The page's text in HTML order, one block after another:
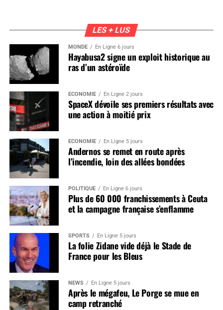
LES + LUS
MONDE En Ligne 6 jours
Hayabusa2 signe un exploit historique au
ras d’un astéroïde
ÉCONOMIE En Ligne 2 jours
SpaceX dévoile ses premiers résultats avec
une action à moitié prix
ÉCONOMIE En Ligne 5 jours
Andernos se remet en route après
l’incendie, loin des allées bondées
POLITIQUE En Ligne 6 jours
Plus de 60 000 franchissements à Ceuta
et la campagne française s’enflamme
SPORTS En Ligne 5 jours
La folie Zidane vide déjà le Stade de
France pour les Bleus
NEWS En Ligne 5 jours
Après le mégafeu, Le Porge se mue en
camp retranché